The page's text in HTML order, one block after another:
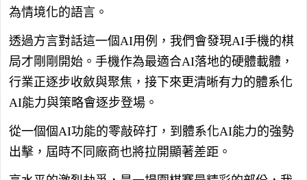
為情境化的語言。
透過方言對話這一個AI用例，我們會發現AI手機的棋
局才剛剛開始。手機作為最適合AI落地的硬體載體，
行業正逐步收斂與聚焦，接下來更清晰有力的體系化
AI能力與策略會逐步登場。
從一個個AI功能的零敲碎打，到體系化AI能力的強勢
出擊，屆時不同廠商也將拉開顯著差距。